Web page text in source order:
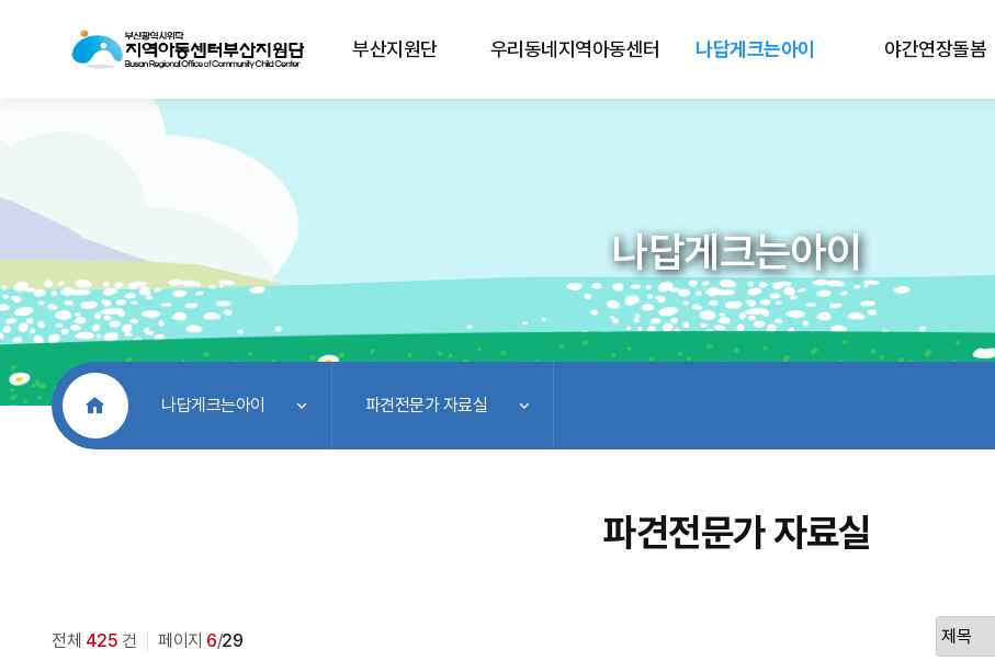
부산지원단 우리동네지역아동센터 나답게크는아이 야간연장돌봄
나답게크는아이
처음으로나답게크는아이 파견전문가 자료실
파견전문가 자료실
전체 425 건 페이지 6/29